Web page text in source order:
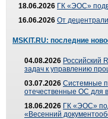
18.06.2026 ГК «ЭОС»
16.06.2026 От
MSKIT.RU: последние
04.08.2026 Российский
задач к управлению
03.07.2026 Системные
отечественные ОС для
18.06.2026 ГК «ЭОС»
«Весенний